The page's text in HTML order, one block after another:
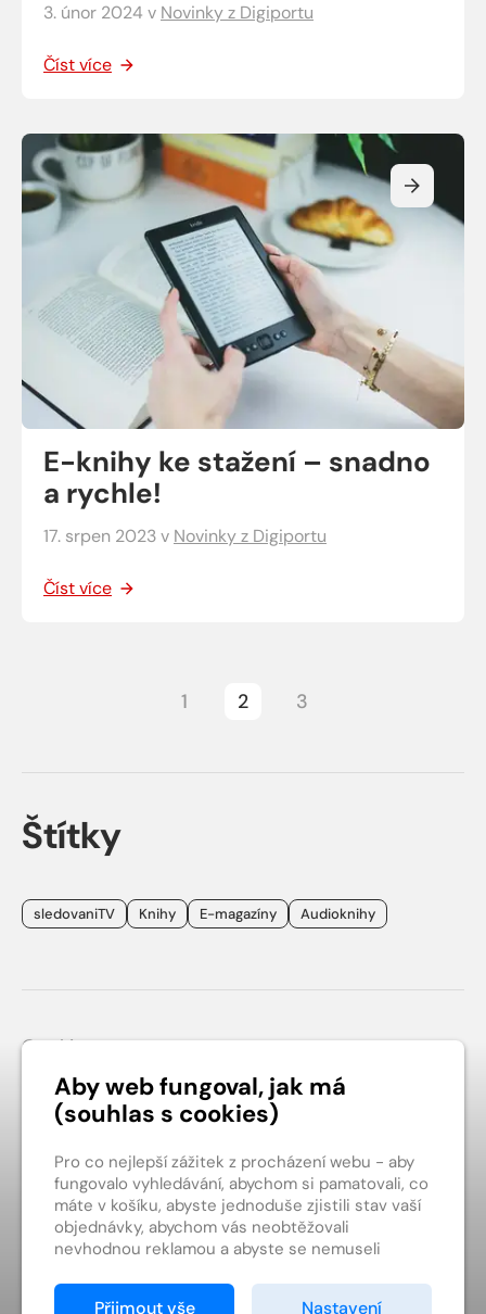
3. únor 2024 v Novinky z Digiportu
Číst více
E-knihy ke stažení – snadno
a rychle!
17. srpen 2023v Novinky z Digiportu
Číst více
1 2 3
Štítky
sledovaniTV Knihy E-magazíny Audioknihy
Cookies
Obchodní podmínky
Ochrana soukromí
Aby web fungoval, jak má
(souhlas s cookies)
Pro co nejlepší zážitek z procházení webu - aby
fungovalo vyhledávání, abychom si pamatovali, co
máte v košíku, abyste jednoduše zjistili stav vaší
objednávky, abychom vás neobtěžovali
nevhodnou reklamou a abyste se nemuseli
Proto od vás potřebujeme souhlas se
Přijmout vše Nastavení